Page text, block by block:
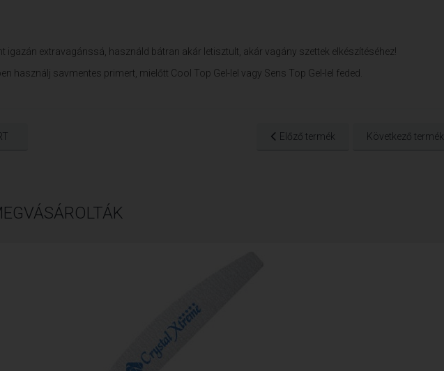
igazán extravagánssá, használd bátran akár letisztult, akár vagány szettek elkészítéséhez!
használj savmentes primert, mielőtt Cool Top Gel-lel vagy Sens Top Gel-lel feded.
Előző termék Következő termék